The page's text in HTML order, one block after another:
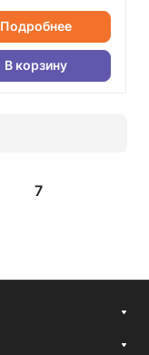
Подробнее
В корзину
7